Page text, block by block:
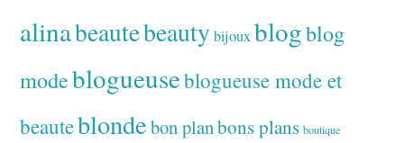
alinabeautebeauty bijoux blogblog
modeblogueuseblogueuse mode et
beauteblondebon planbons plans boutique